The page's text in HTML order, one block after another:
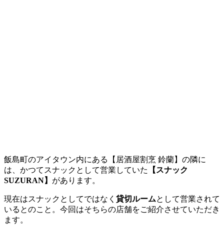
飯島町のアイタウン内にある【居酒屋割烹 鈴蘭】の隣に
は、かつてスナックとして営業していた
【スナック
SUZURAN】 があります。
現在はスナックとしてではなく 貸切ルームとして営業されて
いるとのこと。今回はそちらの店舗をご紹介させていただき
ます。